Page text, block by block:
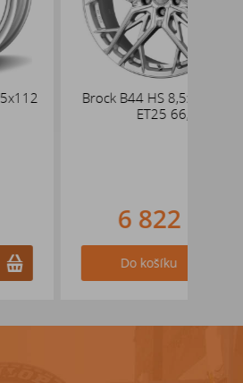
Brock B44 HS 8,5x19 5x112
6 822 Kč